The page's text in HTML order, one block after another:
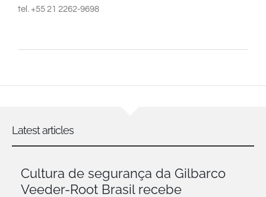
tel. +55 21 2262-9698
Latest articles
Cultura de segurança da Gilbarco
Veeder-Root Brasil recebe